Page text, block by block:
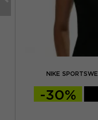
NIKE
-30%